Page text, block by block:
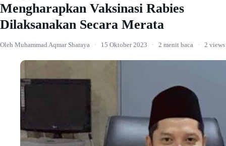
Mengharapkan Vaksinasi Rabies
Dilaksanakan Secara Merata
Oleh Muhammad Aqmar Sharaya · 15 Oktober 2023 · 2 menit baca · 2 views